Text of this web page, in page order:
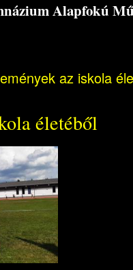
Alapfokú
az iskola
életéből